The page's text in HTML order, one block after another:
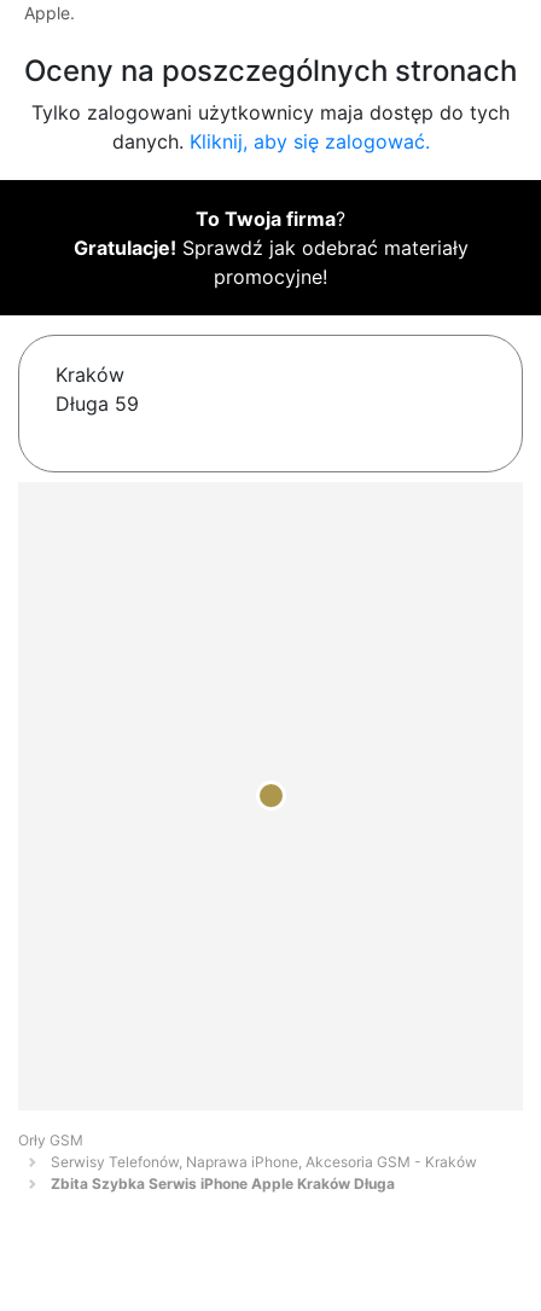
Apple.
Oceny na poszczególnych stronach
Tylko zalogowani użytkownicy maja dostęp do tych
danych. Kliknij, aby się zalogować.
To Twoja firma?
Gratulacje! Sprawdź jak odebrać materiały
promocyjne!
Kraków
Długa 59
Orły GSM
Serwisy Telefonów, Naprawa iPhone, Akcesoria GSM - Kraków
Zbita Szybka Serwis iPhone Apple Kraków Długa